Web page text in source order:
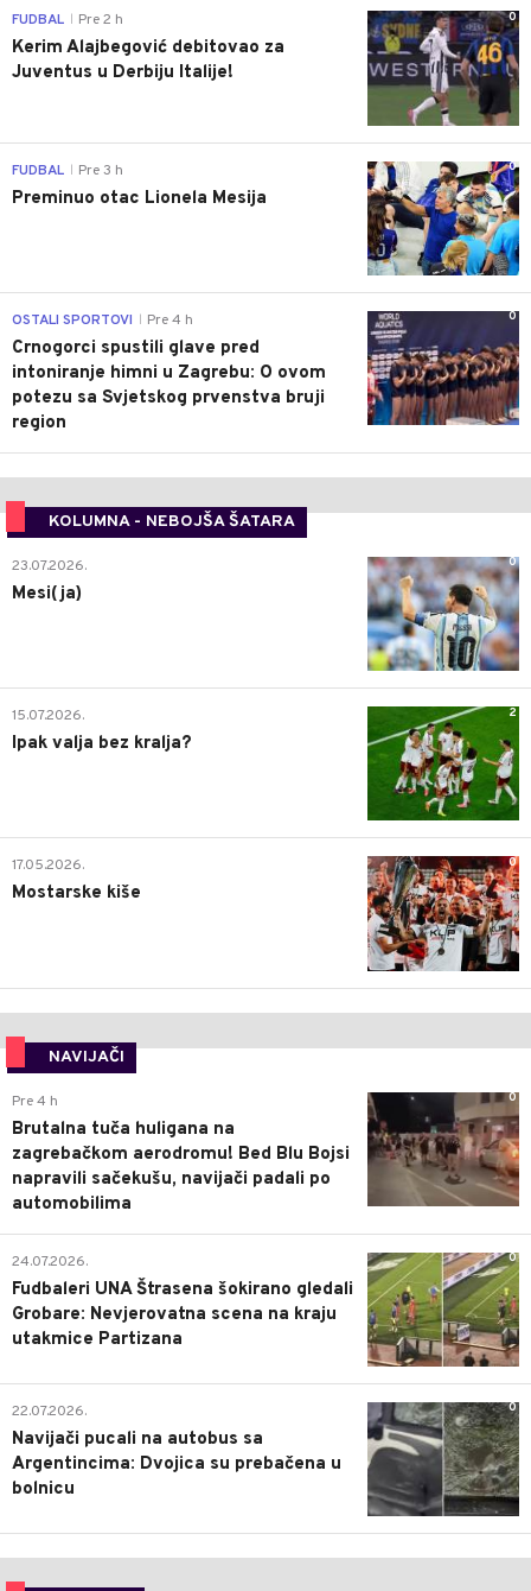
0
FUDBAL Pre 2 h
Kerim Alajbegović debitovao za
Juventus u Derbiju Italije!
0
FUDBAL Pre 3 h
Preminuo otac Lionela Mesija
0
OSTALI SPORTOVI Pre 4 h
Crnogorci spustili glave pred
intoniranje himni u Zagrebu: O ovom
potezu sa Svjetskog prvenstva bruji
region
KOLUMNA - NEBOJŠA ŠATARA
0
23.07.2026.
Mesi(ja)
2
15.07.2026.
Ipak valja bez kralja?
0
17.05.2026.
Mostarske kiše
NAVIJAČI
0
Pre 4 h
Brutalna tuča huligana na
zagrebačkom aerodromu! Bed Blu Bojsi
napravili sačekušu, navijači padali po
automobilima
0
24.07.2026.
Fudbaleri UNA Štrasena šokirano gledali
Grobare: Nevjerovatna scena na kraju
utakmice Partizana
0
22.07.2026.
Navijači pucali na autobus sa
Argentincima: Dvojica su prebačena u
bolnicu